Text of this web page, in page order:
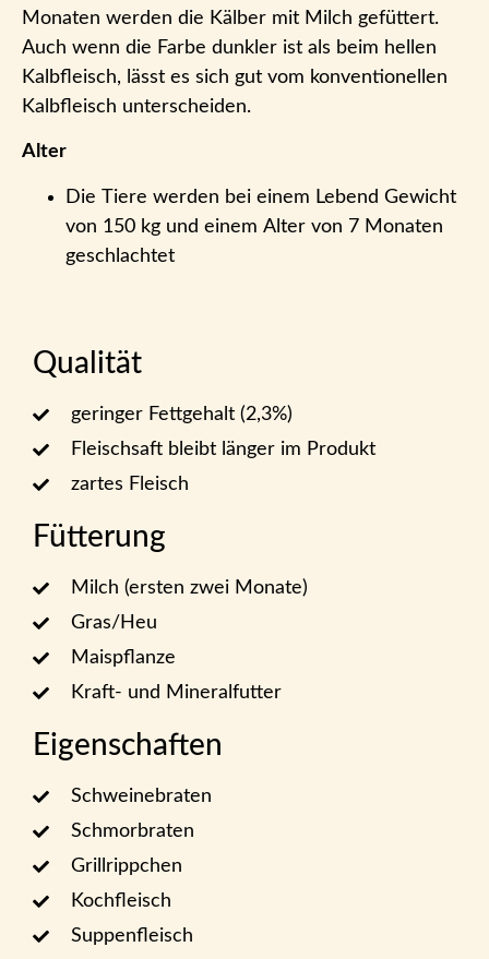
Monaten werden die Kälber mit Milch gefüttert.
Auch wenn die Farbe dunkler ist als beim hellen
Kalbfleisch, lässt es sich gut vom konventionellen
Kalbfleisch unterscheiden.
Alter
Die Tiere werden bei einem Lebend Gewicht
von 150 kg und einem Alter von 7 Monaten
geschlachtet
Qualität
geringer Fettgehalt (2,3%)
Fleischsaft bleibt länger im Produkt
zartes Fleisch
Fütterung
Milch (ersten zwei Monate)
Gras/Heu
Maispflanze
Kraft- und Mineralfutter
Eigenschaften
Schweinebraten
Schmorbraten
Grillrippchen
Kochfleisch
Suppenfleisch